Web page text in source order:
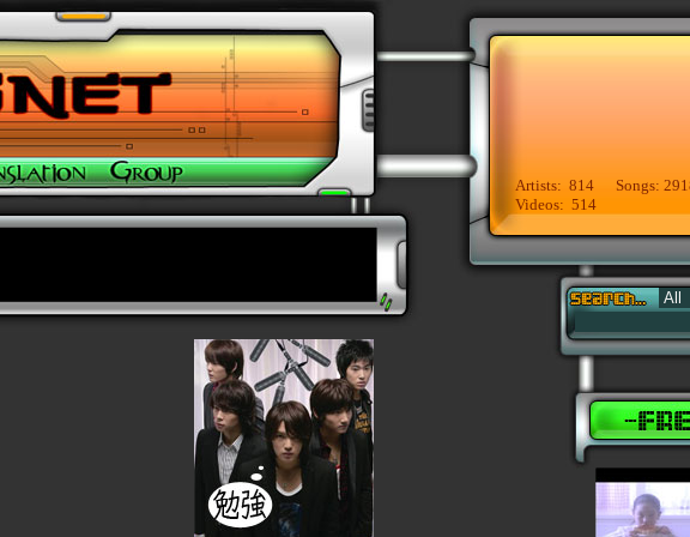
Artists: 814 Songs:
Videos: 514